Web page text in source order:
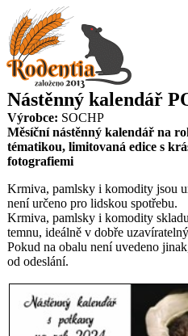
Nástěnný kalendář
Výrobce: SOCHP
Měsíční nástěnný kalendář na
tématikou, limitovaná edice s
fotografiemi
Krmiva, pamlsky i komodity jsou
není určeno pro lidskou spotřebu.
Krmiva, pamlsky i komodity
temnu, ideálně v dobře
Pokud na obalu není uvedeno
od odeslání.